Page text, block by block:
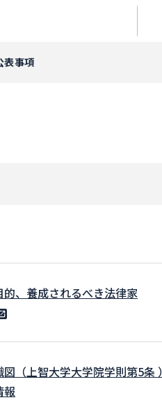
表事項
的、養成されるべき法律家
（上智大学大学院学則第5条 ）
報